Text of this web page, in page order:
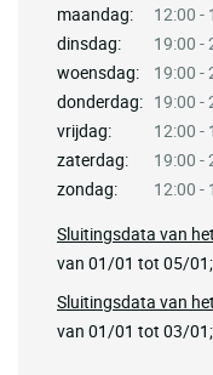
maandag:
12:00 -
dinsdag:
19:00 -
woensdag:
19:00 -
donderdag: 19:00 -
vrijdag:
12:00 -
zaterdag:
19:00 -
zondag:
12:00 -
Sluitingsdata van
van 01/01 tot 05/
Sluitingsdata van
van 01/01 tot 03/